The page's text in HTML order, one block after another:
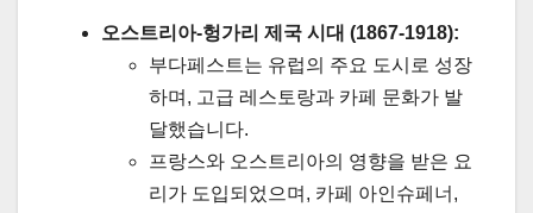
오스트리아-헝가리 제국 시대 (1867-1918):
부다페스트는 유럽의 주요 도시로 성장
하며, 고급 레스토랑과 카페 문화가 발
달했습니다.
프랑스와 오스트리아의 영향을 받은 요
리가 도입되었으며, 카페 아인슈페너,